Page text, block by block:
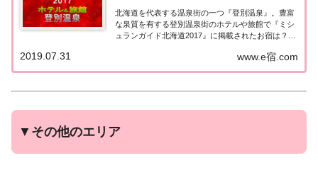
北海道を代表する温泉街の一つ『登別温泉』。豊富
な泉質を有する登別温泉街のホテルや旅館で『ミシ
ュランガイド北海道2017』に掲載されたお宿は？そ
海道『登別温泉』ミシュランガイド北海道2017と
は？2017年5月19日に発売された「ミシュ...
www.e宿.com
2019.07.31
▼ その他のエリア